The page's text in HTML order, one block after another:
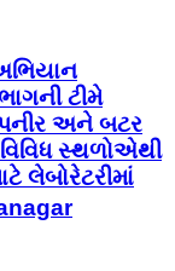
ટીમે
પનીર અને બટર
સ્થળોએથી
લેબોરેટરીમાં